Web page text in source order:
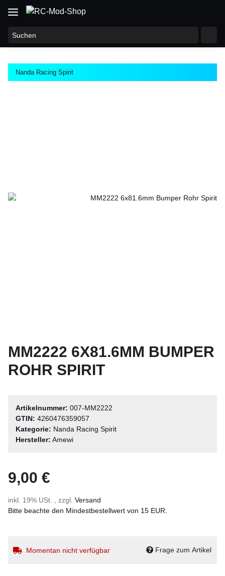
Nanda Racing Spirit
MM2222 6X81.6MM BUMPER
ROHR SPIRIT
Artikelnummer: 007-MM2222
GTIN: 4260476359057
Kategorie: Nanda Racing Spirit
Hersteller: Amewi
9,00 €
inkl. 19% USt. , zzgl. Versand
Bitte beachte den Mindestbestellwert von 15 EUR.
Momentan nicht verfügbar Frage zum Artikel